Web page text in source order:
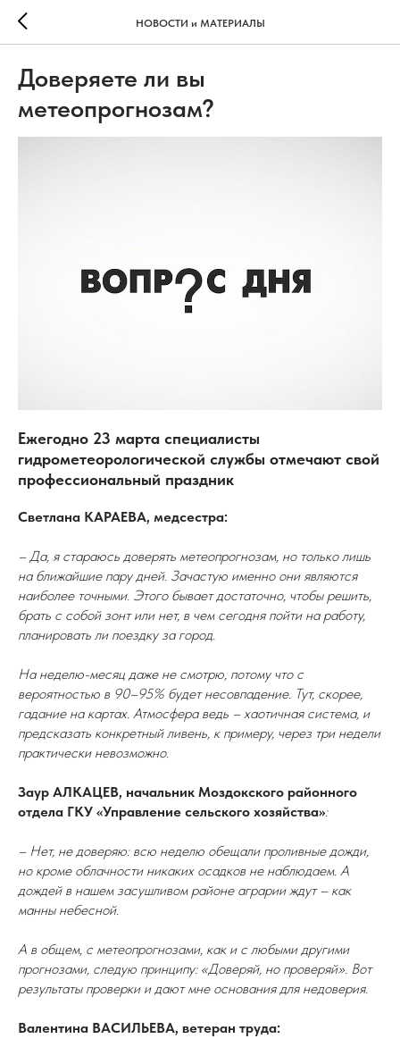
НОВОСТИ и МАТЕРИАЛЫ
Доверяете ли вы
метеопрогнозам?
Ежегодно 23 марта специалисты
гидрометеорологической службы отмечают свой
профессиональный праздник
Светлана КАРАЕВА, медсестра:
– Да, я стараюсь доверять метеопрогнозам, но только лишь
на ближайшие пару дней. Зачастую именно они являются
наиболее точными. Этого бывает достаточно, чтобы решить,
брать с собой зонт или нет, в чем сегодня пойти на работу,
планировать ли поездку за город.
На неделю-месяц даже не смотрю, потому что с
вероятностью в 90–95% будет несовпадение. Тут, скорее,
гадание на картах. Атмосфера ведь – хаотичная система, и
предсказать конкретный ливень, к примеру, через три недели
практически невозможно.
Заур АЛКАЦЕВ, начальник Моздокского районного
отдела ГКУ «Управление сельского хозяйства»:
– Нет, не доверяю: всю неделю обещали проливные дожди,
но кроме облачности никаких осадков не наблюдаем. А
дождей в нашем засушливом районе аграрии ждут – как
манны небесной.
А в общем, с метеопрогнозами, как и с любыми другими
прогнозами, следую принципу: «Доверяй, но проверяй». Вот
результаты проверки и дают мне основания для недоверия.
Валентина ВАСИЛЬЕВА, ветеран труда: